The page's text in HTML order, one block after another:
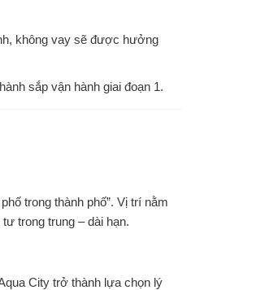
không vay sẽ được hưởng
sắp vận hành giai đoạn 1.
trong thành phố”. Vị trí nằm
trong trung – dài hạn.
City trở thành lựa chọn lý